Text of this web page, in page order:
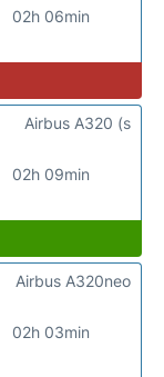
02h 06min
02h 09min
Airbus A320 (s
02h 03min
Airbus A320neo